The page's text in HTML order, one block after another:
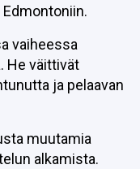
vaiheessa
He väittivät
ja pelaavan
muutamia
alkamista.